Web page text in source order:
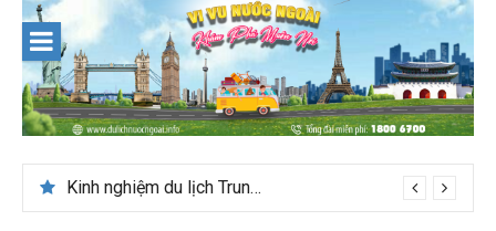
content
Kinh nghiệm du lịch Trung Á lần đầu cho khách Việt
Du lịch Maldives – Lần đầu nên đi đâu, chơi gì?